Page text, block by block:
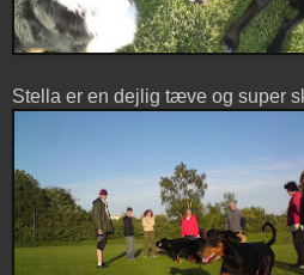
Stella er en dejlig tæve og super